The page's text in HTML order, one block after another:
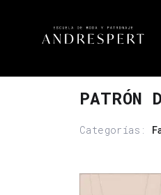
PATRÓN
Categorías: